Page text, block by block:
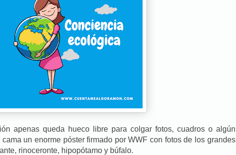
apenas queda hueco libre para colgar fotos, cuadros o algún
un enorme póster firmado por WWF con fotos de los grandes
rinoceronte, hipopótamo y búfalo.